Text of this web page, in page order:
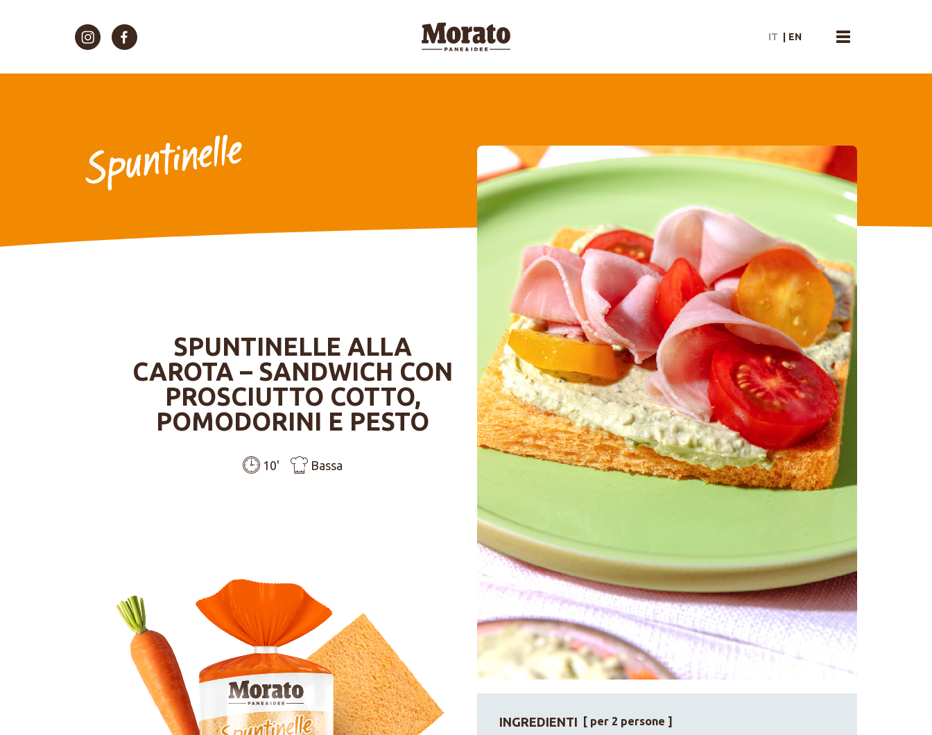
Morato Instagram
Morato Facebook IT EN
menu toggle
SPUNTINELLE ALLA
CAROTA – SANDWICH CON
PROSCIUTTO COTTO,
POMODORINI E PESTO
10' Bassa
INGREDIENTI [ per 2 persone ]